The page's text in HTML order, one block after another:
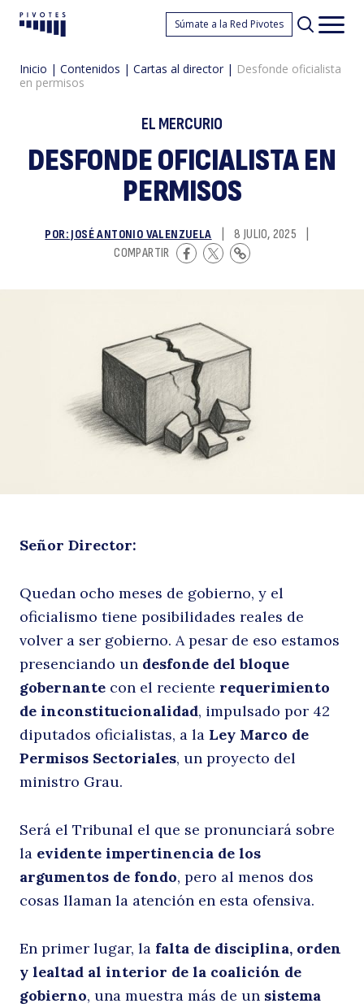
Pivotes Súmate a la Red Pivotes
Inicio | Contenidos | Cartas al director | Desfonde oficialista
en permisos
EL MERCURIO
DESFONDE OFICIALISTA EN
PERMISOS
POR: JOSÉ ANTONIO VALENZUELA 8 JULIO, 2025
COMPARTIR
Señor Director:
Quedan ocho meses de gobierno, y el
oficialismo tiene posibilidades reales de
volver a ser gobierno. A pesar de eso estamos
presenciando un desfonde del bloque
gobernante con el reciente requerimiento
de inconstitucionalidad, impulsado por 42
diputados oficialistas, a la Ley Marco de
Permisos Sectoriales, un proyecto del
ministro Grau.
Será el Tribunal el que se pronunciará sobre
la evidente impertinencia de los
argumentos de fondo, pero al menos dos
cosas llaman la atención en esta ofensiva.
En primer lugar, la falta de disciplina, orden
y lealtad al interior de la coalición de
gobierno, una muestra más de un sistema